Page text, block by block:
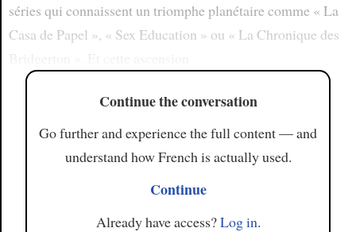
séries qui connaissent un triomphe planétaire comme « La
Casa de Papel », « Sex Education » ou « La Chronique des
Continue the conversation
Go further and experience the full content — and
understand how French is actually used.
Continue
Already have access?Log in.